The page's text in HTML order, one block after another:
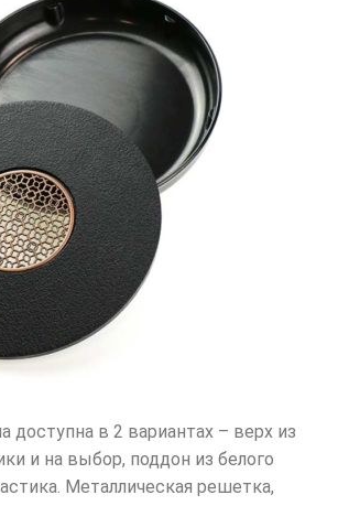
доступна в 2 вариантах – верх из
и на выбор, поддон из белого
Металлическая решетка,